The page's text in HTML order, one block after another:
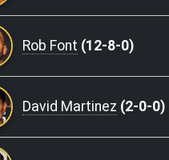
Rob Font (12-8-0)
David Martinez (2-0-0)